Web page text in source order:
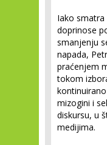
Iako
doprinose
smanjenju
napada,
praćenjem
tokom
mizogini i
diskursu, u
medijima.